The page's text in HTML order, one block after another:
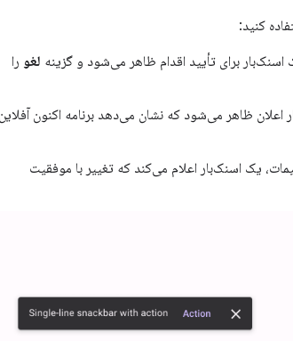
کنید:
برای تأیید اقدام ظاهر می‌شود و گزینه لغو را
ظاهر می‌شود که نشان می‌دهد برنامه اکنون آفلاین
یک اسنک‌بار اعلام می‌کند که تغییر با موفقیت